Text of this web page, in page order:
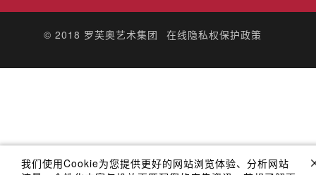
© 2018 罗芙奥艺术集团 在线隐私权保护政策
我们使用Cookie为您提供更好的网站浏览体验、分析网站